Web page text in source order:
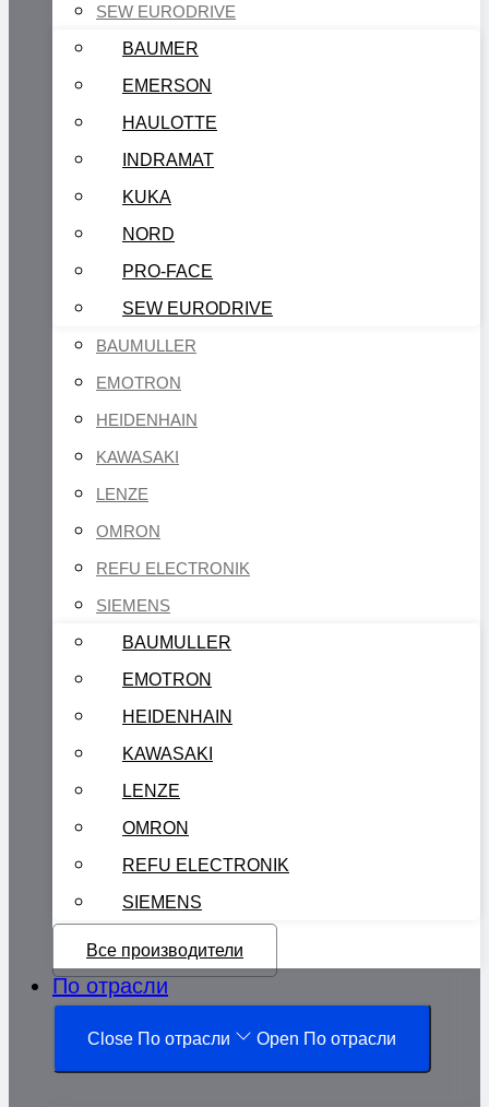
SEW EURODRIVE
BAUMER
EMERSON
HAULOTTE
INDRAMAT
KUKA
NORD
PRO-FACE
SEW EURODRIVE
BAUMULLER
EMOTRON
HEIDENHAIN
KAWASAKI
LENZE
OMRON
REFU ELECTRONIK
SIEMENS
BAUMULLER
EMOTRON
HEIDENHAIN
KAWASAKI
LENZE
OMRON
REFU ELECTRONIK
SIEMENS
Все производители
По отрасли
Close По отрасли Open По отрасли